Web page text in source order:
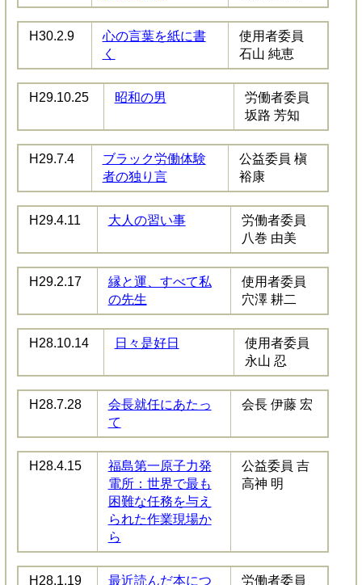
H30.2.9
心の言葉を紙に書
く
使用者委員
石山 純恵
H29.10.25 昭和の男
労働者委員
坂路 芳知
H29.7.4
ブラック労働体験
者の独り言
公益委員 槇
裕康
H29.4.11 大人の習い事
労働者委員
八巻 由美
H29.2.17
縁と運、すべて私
の先生
使用者委員
穴澤 耕二
H28.10.14 日々是好日
使用者委員
永山 忍
H28.7.28
会長就任にあたっ
て
会長 伊藤 宏
H28.4.15
福島第一原子力発
電所：世界で最も
困難な任務を与え
られた作業現場か
ら
公益委員 吉
高神 明
H28.1.19
最近読んだ本につ
労働者委員